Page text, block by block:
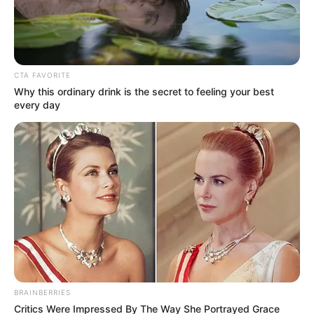
innecesarios.
COMPARTIR
TEMAS RELACIONADOS
AHORRO BANCOS
MANTÉNGASE EN ALERTA
Tenemos todas las noticias que le
interesan. Para estar bien informado, por
favor, active las notificaciones de Alerta.
CTA FAVORITE
Why this ordinary drink is the secret to feeling your best
every day
BRAINBERRIES
Critics Were Impressed By The Way She Portrayed Grace